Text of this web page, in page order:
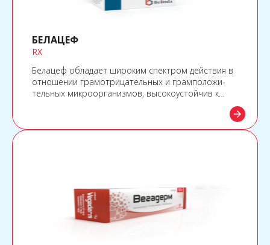
БЕЛАЦЕФ
RX
Белацеф обладает широким спектром действия в
отношении грамотрицательных и грамположи-
тельных микроорганизмов, высокоустойчив к
бактериями.
arrow_forward